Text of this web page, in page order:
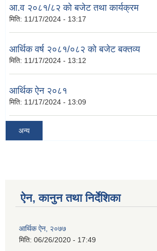
आ.व २०८१/८२ को बजेट तथा कार्यक्रम
मिति: 11/17/2024 - 13:17
आर्थिक वर्ष २०८१/०८२ को बजेट बक्तव्य
मिति: 11/17/2024 - 13:12
आर्थिक ऐन २०८१
मिति: 11/17/2024 - 13:09
अन्य
ऐन, कानुन तथा निर्देशिका
आर्थिक ऐन, २०७७
मिति: 06/26/2020 - 17:49